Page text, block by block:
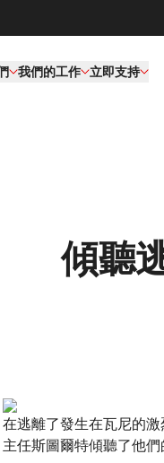
我們的工作​ 立即支持
傾聽
在逃離了發生在瓦尼的
主任斯圖爾特傾聽了他們